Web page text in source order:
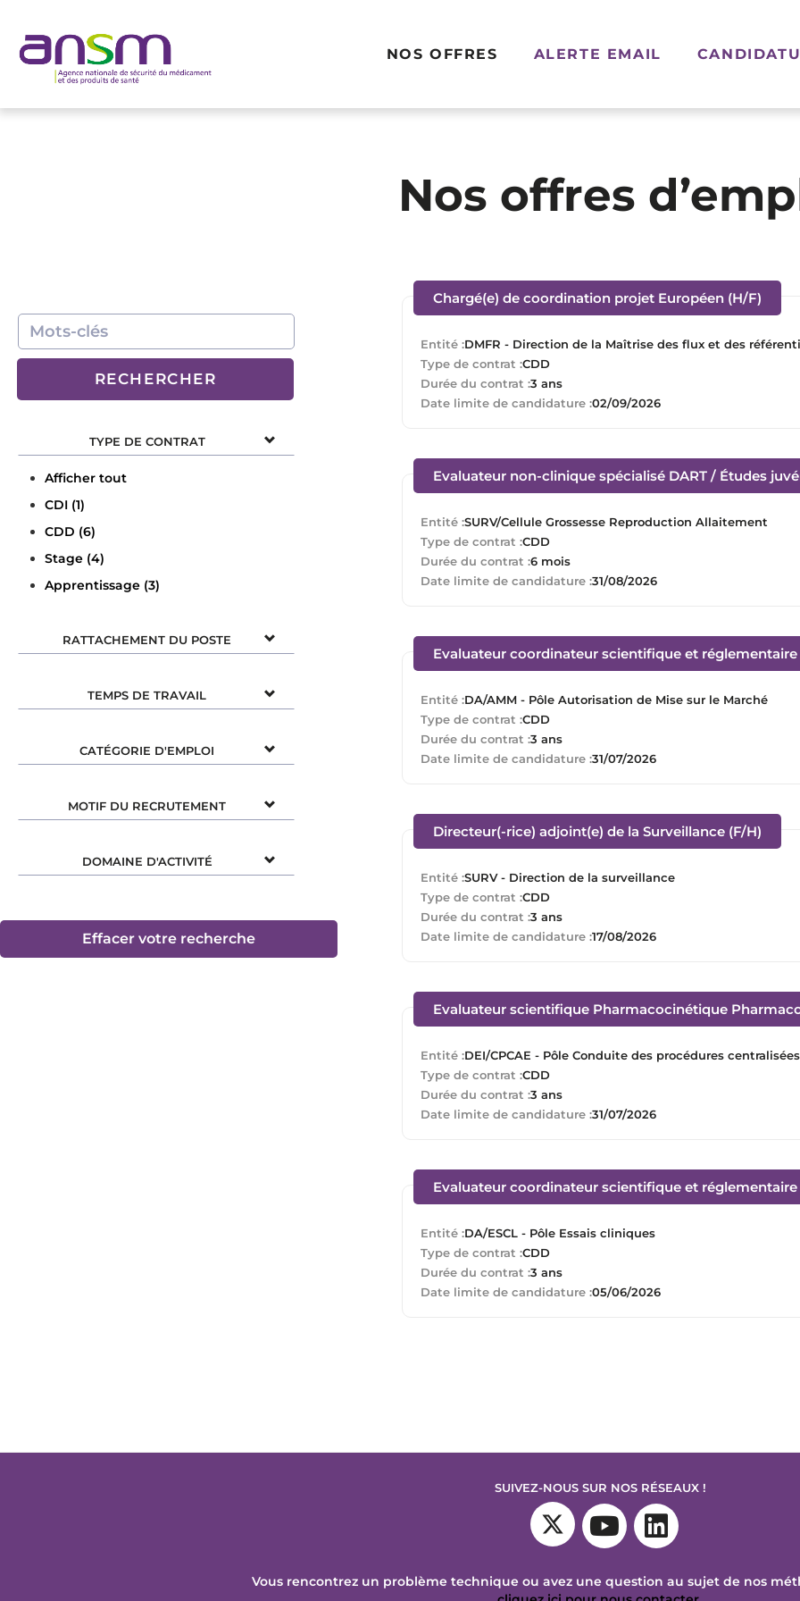
NOS OFFRES ALERTE EMAIL
Nos offres
RECHERCHER
TYPE DE CONTRAT
Afficher tout
CDI (1)
CDD (6)
Stage (4)
Apprentissage (3)
RATTACHEMENT DU POSTE
TEMPS DE TRAVAIL
CATÉGORIE D'EMPLOI
MOTIF DU RECRUTEMENT
DOMAINE D'ACTIVITÉ
Effacer votre recherche
Chargé(e) de coordination projet Européen (H/F)
Entité :DMFR - Direction de la Maîtrise des flux et des
Type de contrat :CDD
Durée du contrat :3 ans
Date limite de candidature :02/09/2026
Evaluateur non-clinique spécialisé DART / Études
Entité :SURV/Cellule Grossesse Reproduction Allaitement
Type de contrat :CDD
Durée du contrat :6 mois
Date limite de candidature :31/08/2026
Evaluateur coordinateur scientifique et réglementaire
Entité :DA/AMM - Pôle Autorisation de Mise sur le Marché
Type de contrat :CDD
Durée du contrat :3 ans
Date limite de candidature :31/07/2026
Directeur(-rice) adjoint(e) de la Surveillance (F/H)
Entité :SURV - Direction de la surveillance
Type de contrat :CDD
Durée du contrat :3 ans
Date limite de candidature :17/08/2026
Evaluateur scientifique Pharmacocinétique
Entité :DEI/CPCAE - Pôle Conduite des procédures
Type de contrat :CDD
Durée du contrat :3 ans
Date limite de candidature :31/07/2026
Evaluateur coordinateur scientifique et réglementaire
Entité :DA/ESCL - Pôle Essais cliniques
Type de contrat :CDD
Durée du contrat :3 ans
Date limite de candidature :05/06/2026
SUIVEZ-NOUS SUR NOS RÉSEAUX !
Vous rencontrez un problème technique ou avez une question au sujet de nos